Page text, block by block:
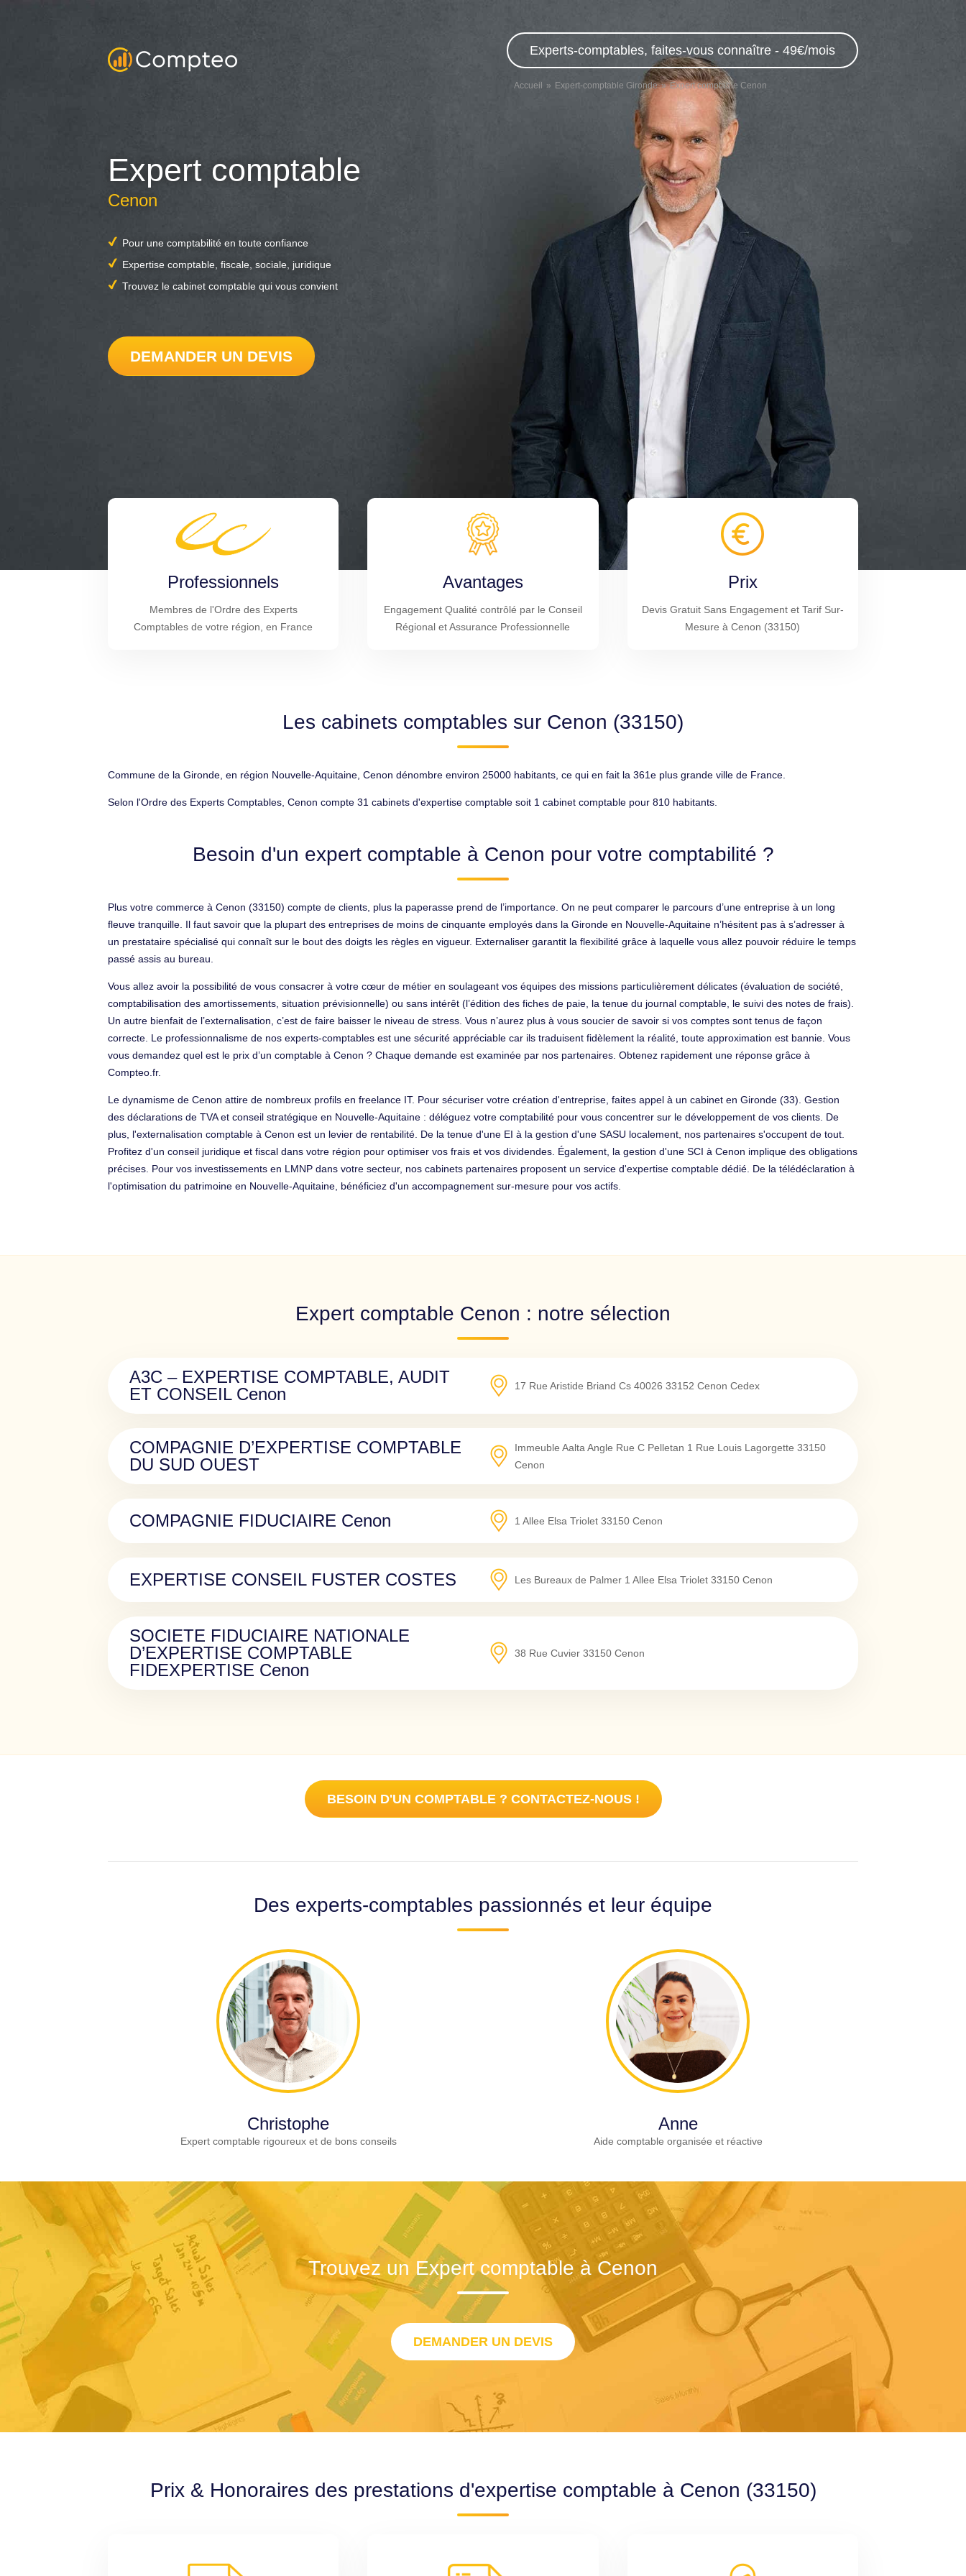
Experts-comptables, faites-vous connaître - 49€/mois
Accueil Expert-comptable Gironde Expert comptable Cenon
Expert comptable
Cenon
Pour une comptabilité en toute confiance
Expertise comptable, fiscale, sociale, juridique
Trouvez le cabinet comptable qui vous convient
DEMANDER UN DEVIS
Professionnels
Membres de l'Ordre des Experts
Comptables de votre région, en France
Avantages
Engagement Qualité contrôlé par le Conseil
Régional et Assurance Professionnelle
Prix
Devis Gratuit Sans Engagement et Tarif Sur-
Mesure à Cenon (33150)
Les cabinets comptables sur Cenon (33150)
Commune de la Gironde, en région Nouvelle-Aquitaine, Cenon dénombre environ 25000 habitants, ce qui en fait la 361e plus grande ville de France.
Selon l'Ordre des Experts Comptables, Cenon compte 31 cabinets d'expertise comptable soit 1 cabinet comptable pour 810 habitants.
Besoin d'un expert comptable à Cenon pour votre comptabilité ?
Plus votre commerce à Cenon (33150) compte de clients, plus la paperasse prend de l’importance. On ne peut comparer le parcours d’une entreprise à un long
fleuve tranquille. Il faut savoir que la plupart des entreprises de moins de cinquante employés dans la Gironde en Nouvelle-Aquitaine n’hésitent pas à s’adresser à
un prestataire spécialisé qui connaît sur le bout des doigts les règles en vigueur. Externaliser garantit la flexibilité grâce à laquelle vous allez pouvoir réduire le temps
passé assis au bureau.
Vous allez avoir la possibilité de vous consacrer à votre cœur de métier en soulageant vos équipes des missions particulièrement délicates (évaluation de société,
comptabilisation des amortissements, situation prévisionnelle) ou sans intérêt (l’édition des fiches de paie, la tenue du journal comptable, le suivi des notes de frais).
Un autre bienfait de l’externalisation, c’est de faire baisser le niveau de stress. Vous n’aurez plus à vous soucier de savoir si vos comptes sont tenus de façon
correcte. Le professionnalisme de nos experts-comptables est une sécurité appréciable car ils traduisent fidèlement la réalité, toute approximation est bannie. Vous
vous demandez quel est le prix d’un comptable à Cenon ? Chaque demande est examinée par nos partenaires. Obtenez rapidement une réponse grâce à
Compteo.fr.
Le dynamisme de Cenon attire de nombreux profils en freelance IT. Pour sécuriser votre création d'entreprise, faites appel à un cabinet en Gironde (33). Gestion
des déclarations de TVA et conseil stratégique en Nouvelle-Aquitaine : déléguez votre comptabilité pour vous concentrer sur le développement de vos clients. De
plus, l'externalisation comptable à Cenon est un levier de rentabilité. De la tenue d'une EI à la gestion d'une SASU localement, nos partenaires s'occupent de tout.
Profitez d'un conseil juridique et fiscal dans votre région pour optimiser vos frais et vos dividendes. Également, la gestion d'une SCI à Cenon implique des obligations
précises. Pour vos investissements en LMNP dans votre secteur, nos cabinets partenaires proposent un service d'expertise comptable dédié. De la télédéclaration à
l'optimisation du patrimoine en Nouvelle-Aquitaine, bénéficiez d'un accompagnement sur-mesure pour vos actifs.
Expert comptable Cenon : notre sélection
A3C – EXPERTISE COMPTABLE, AUDIT
ET CONSEIL Cenon
17 Rue Aristide Briand Cs 40026 33152 Cenon Cedex
COMPAGNIE D’EXPERTISE COMPTABLE
DU SUD OUEST
Immeuble Aalta Angle Rue C Pelletan 1 Rue Louis Lagorgette 33150
Cenon
COMPAGNIE FIDUCIAIRE Cenon 1 Allee Elsa Triolet 33150 Cenon
EXPERTISE CONSEIL FUSTER COSTES Les Bureaux de Palmer 1 Allee Elsa Triolet 33150 Cenon
SOCIETE FIDUCIAIRE NATIONALE
D’EXPERTISE COMPTABLE
FIDEXPERTISE Cenon
38 Rue Cuvier 33150 Cenon
BESOIN D'UN COMPTABLE ? CONTACTEZ-NOUS !
Des experts-comptables passionnés et leur équipe
Christophe
Expert comptable rigoureux et de bons conseils
Anne
Aide comptable organisée et réactive
Trouvez un Expert comptable à Cenon
DEMANDER UN DEVIS
Prix & Honoraires des prestations d'expertise comptable à Cenon (33150)